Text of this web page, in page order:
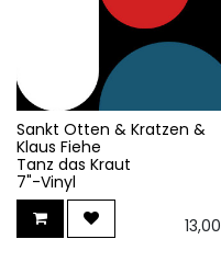
Sankt Otten & Kratzen &
Klaus Fiehe
Tanz das Kraut
7"-Vinyl
13,00